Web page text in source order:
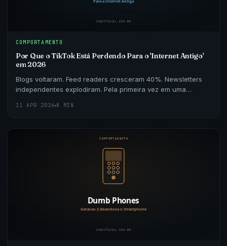
COMPORTAMENTO
Por Que o TikTok Está Perdendo Para o 'Internet Antigo'
em 2026
Blogs voltaram. Feed readers cresceram 40%. Newsletters
independentes explodiram. Pela primeira vez em uma
11 APR 2026 8 MIN